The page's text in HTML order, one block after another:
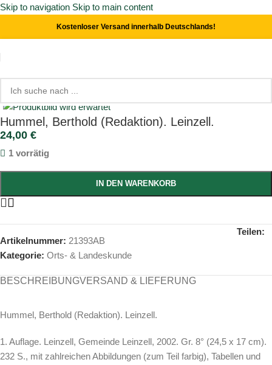
Skip to navigation Skip to main content
Kostenloser Versand innerhalb Deutschlands!
Start/ Orts- & Landeskunde
Click to enlarge
Hummel, Berthold (Redaktion). Leinzell.
24,00 €
1 vorrätig
IN DEN WARENKORB
Artikelnummer: 21393AB
Kategorie: Orts- & Landeskunde
Teilen:
BESCHREIBUNGVERSAND & LIEFERUNG
Hummel, Berthold (Redaktion). Leinzell.
1. Auflage. Leinzell, Gemeinde Leinzell, 2002. Gr. 8° (24,5 x 17 cm).
232 S., mit zahlreichen Abbildungen (zum Teil farbig), Tabellen und